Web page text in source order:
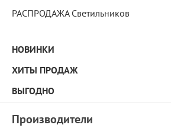
РАСПРОДАЖА Светильников
НОВИНКИ
ХИТЫ ПРОДАЖ
ВЫГОДНО
Производители